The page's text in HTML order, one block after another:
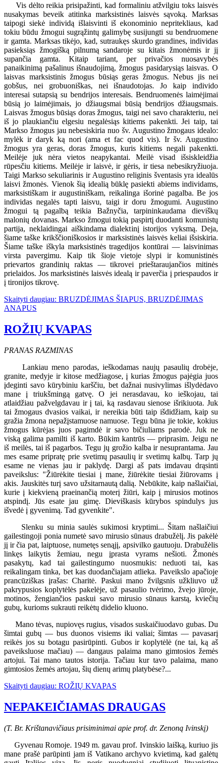
Vis dėlto reikia prisipažinti, kad formaliniu atžvilgiu toks laisvės
nusakymas beveik atitinka marksistinės laisvės sąvoką. Marksas
taipogi siekė individą išlaisvinti iš ekonominio nepritekliaus, kad
tokiu būdu žmogui sugrąžintų galimybę susijungti su bendruomene
ir gamta. Marksas tikėjo, kad, sutraukęs skurdo grandines, individas
pasieksiąs žmogišką pilnumą sandaroje su kitais žmonėmis ir jį
supančia gamta. Kitaip tariant, per privačios nuosavybės
panaikinimą pašalinus išnaudojimą, žmogus pasidarysiąs laisvas. O
laisvas marksistinis žmogus būsiąs geras žmogus. Nebus jis nei
gobšus, nei grobuoniškas, nei išnaudotojas. Jo kaip individo
interesai sutapsią su bendrijos interesais. Bendruomenės laimėjimai
būsią jo laimėjimais, jo džiaugsmai būsią bendrijos džiaugsmais.
Laisvas žmogus būsiąs doras žmogus, taigi nei savo charakteriu, nei
iš jo plaukiančiu elgesiu negalėsiąs kitiems pakenkti. Jei taip, tai
Markso žmogus jau nebesiskiria nuo šv. Augustino žmogaus idealo:
mylėk ir daryk ką nori (ama et fac quod vis). Ir šv. Augustino
žmogus yra geras, doras žmogus, kuris kitiems negali pakenkti.
Meilėje juk nėra vietos neapykantai. Meilė visad išsiskleidžia
rūpesčiu kitiems. Meilėje ir laisvė, ir gėris, ir tiesa nebesikryžiuoja.
Taigi Markso sekuliarinis ir Augustino religinis šventasis yra idealūs
laisvi žmonės. Vienok šią idealią būklę pasiekti abiems individams,
marksistiškam ir augustiniškam, reikalinga išorinė pagalba. Be jos
individas negalės tapti laisvu, taigi ir doru žmogumi. Augustino
žmogui tą pagalbą teikia Bažnyčia, tarpininkaudama dieviškų
malonių dovanas. Markso žmogui tokią paspirtį duodanti komunistų
partija, neklaidingai aiškindama dialektinį istorijos vyksmą. Deja,
šiame taške krikščioniškosios ir marksistinės laisvės keliai išsiskiria.
Šiame taške iškyla marksistinės tragedijos kontūrai — laisvinimas
virsta pavergimu. Kaip tik šioje vietoje slypi ir komunistinės
prievartos grandinių raktas — tikrovei prieštaraujančios mitinės
prielaidos. Jos marksistinės laisvės idealą ir paverčia į priespaudos ir
į tironijos tikrovę.
Skaityti daugiau: BRUZDĖJIMAS ŠIAPUS, BRUZDĖJIMAS
ANAPUS
ROŽIŲ KVAPAS
PRANAS RAZMINAS
Lankiau meno parodas, ieškodamas naujų pasaulių drobėje,
granite, medyje ir kitose medžiagose, į kurias žmogus pajėgia juos
įdeginti savo kūrybiniu karščiu, bet dažnai nusivylimas išlydėdavo
mane į triukšmingą gatvę. O jei nerasdavau, ko ieškojau, tai
atlaidžiau pažvelgdavau ir į tai, ką rasdavau sienose išrikiuota. Juk
tai žmogaus dvasios vaikai, ir nereikia būti taip išdidžiam, kaip su
gražia žmona nepažįstamuose namuose. Tegu būna jie tokie, kokius
žmogus kūrėjas juos pagimdė ir savo bičiuliams parodė. Juk ne
viską galima pamilti iš karto. Būkim kantrūs — priprasim. Jeigu ne
iš meilės, tai iš pagarbos. Tegu jų grožio kalba ir nesuprantama. Jau
mes esame pripratę prie svetimų pasaulių ir svetimų kalbų. Tarp jų
esame ne vienas jau ir paklydę. Dargi aš pats imdavau drąsinti
paveikslus: "Žiūrėkite tiesiai į mane, žiūrėkite tiesiai žiūrovams į
akis. Jauskitės turį savo užsitarnautą dalią. Nebūkite, kaip našlaičiai,
kurie į kiekvieną praeinančią moterį žiūri, kaip į mirusios motinos
atspindį. Jūs esate jau gimę. Dieviškasis kūrybos spindulys jus
išvedė į gyvenimą. Tad gyvenkite".
Slenku su minia saulės sukimosi kryptimi... Šitam našlaičiui
gailestingoji ponia numetė savo mirusio sūnaus drabužėlį. Jis pakėlė
jį ir čia pat, laiptuose, numetęs senąjį, apsivilko gautuoju. Drabužėlis
linkęs laikytis žemiau, negu įprasta vyrams nešioti. Žmonės
pasakytų, kad tai gailestingumo nuosmukis: neduoti tai, kas
reikalingam tinka, bet kas duodančiajam atlieka. Paveikslo apačioje
prancūziškas įrašas: Charitė. Paskui mano žvilgsnis užkliuvo už
pakrypusios koplytėlės pakelėje, už pasaulio tvėrimo, žvejo jūroje,
motinos, žengiančios paskui savo mirusio sūnaus karstą, kviečių
gubų, kurioms sukrauti reikėtų didelio kluono.
Mano tėvas, nupiovęs rugius, visados suskaičiuodavo gubas. Du
šimtai gubų — bus duonos visiems iki valiai; šimtas — pavasarį
reikės jos su botagu pasirūpinti. Gubos ir koplytėlė (ne tai, ką aš
paveiksluose mačiau) — dangaus palaima mano gimtosios žemės
artojui. Tai mano tautos istorija. Tačiau kur tavo palaima, mano
gimtosios žemės artojau, šių dienų arimų platybėse?...
Skaityti daugiau: ROŽIŲ KVAPAS
NEPAKEIČIAMAS DRAUGAS
(T. Br. Krištanavičiaus prisiminimai apie prof. dr. Zenoną Ivinskį)
Gyvenau Romoje. 1949 m. gavau prof. Ivinskio laišką, kuriuo jis
mane prašė parūpinti jam iš Vatikano archyvo kvietimą, kad galėtų